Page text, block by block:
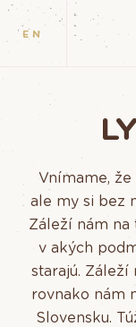
EN
Vnímame,
ale my si bez
Záleží nám na
v akých
starajú. Záleží
rovnako nám
Slovensku.